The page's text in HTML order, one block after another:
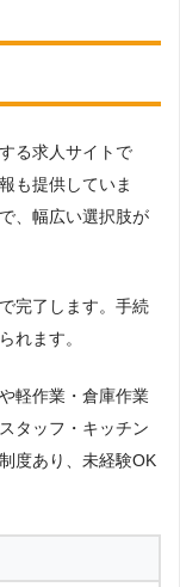
る求人サイトで
も提供していま
、幅広い選択肢が
完了します。手続
れます。
軽作業・倉庫作業
タッフ・キッチン
度あり、未経験OK